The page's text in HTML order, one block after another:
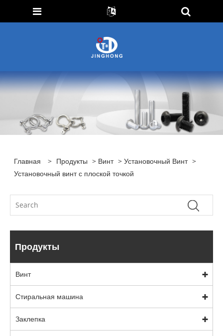
Главная > Продукты > Винт >Установочный Винт >
Установочный винт с плоской точкой
Продукты
Винт
Стиральная машина
Заклепка